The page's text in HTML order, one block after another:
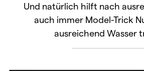
Und natürlich hilft nach
auch immer Model-Trick
ausreichend Wasser